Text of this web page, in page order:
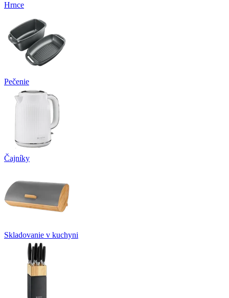
Hrnce
Pečenie
Čajníky
Skladovanie v kuchyni